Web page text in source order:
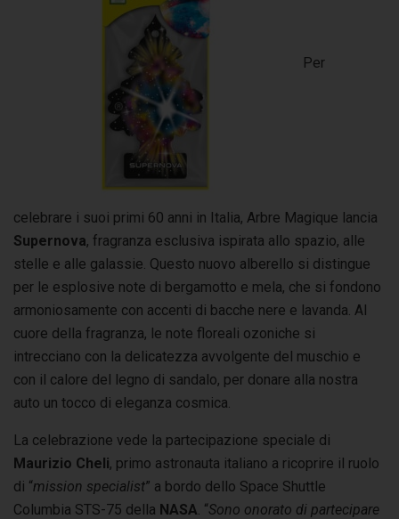
Per
celebrare i suoi primi 60 anni in Italia, Arbre Magique lancia
Supernova, fragranza esclusiva ispirata allo spazio, alle
stelle e alle galassie. Questo nuovo alberello si distingue
per le esplosive note di bergamotto e mela, che si fondono
armoniosamente con accenti di bacche nere e lavanda. Al
cuore della fragranza, le note floreali ozoniche si
intrecciano con la delicatezza avvolgente del muschio e
con il calore del legno di sandalo, per donare alla nostra
auto un tocco di eleganza cosmica.
La celebrazione vede la partecipazione speciale di
Maurizio Cheli, primo astronauta italiano a ricoprire il ruolo
di “mission specialist” a bordo dello Space Shuttle
Columbia STS-75 della NASA . “Sono onorato di partecipare